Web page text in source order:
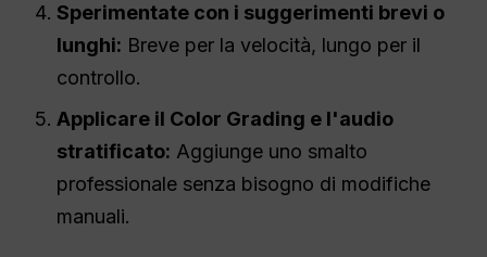
Sperimentate con i suggerimenti brevi o
lunghi: Breve per la velocità, lungo per il
controllo.
Applicare il Color Grading e l'audio
stratificato: Aggiunge uno smalto
professionale senza bisogno di modifiche
manuali.